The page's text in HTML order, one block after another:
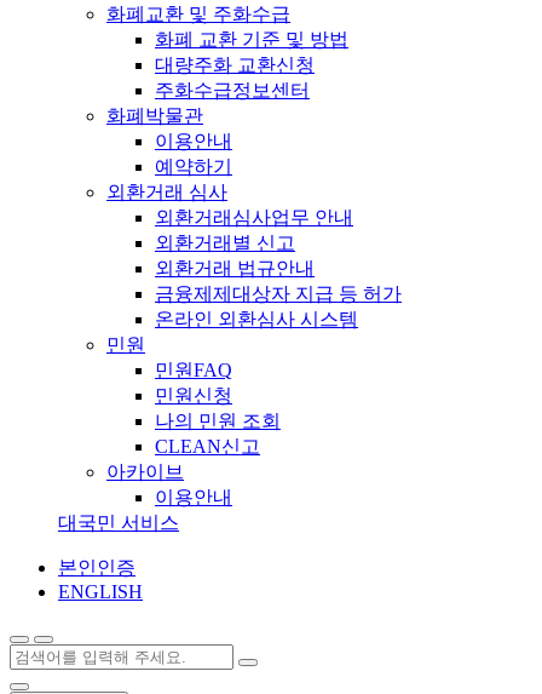
화폐교환 및 주화수급
화폐 교환 기준 및 방법
대량주화 교환신청
주화수급정보센터
화폐박물관
이용안내
예약하기
외환거래 심사
외환거래심사업무 안내
외환거래별 신고
외환거래 법규안내
금융제제대상자 지급 등 허가
온라인 외환심사 시스템
민원
민원FAQ
민원신청
나의 민원 조회
CLEAN신고
아카이브
이용안내
대국민 서비스
본인인증
ENGLISH